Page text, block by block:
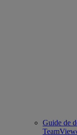
Guide de